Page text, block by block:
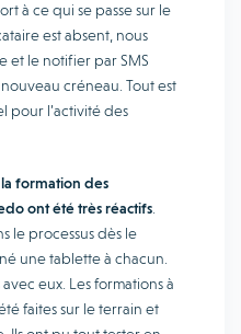
à ce qui se passe sur le
est absent, nous
et le notifier par SMS
créneau. Tout est
pour l’activité des
formation des
ont été très réactifs
le processus dès le
une tablette à chacun.
eux. Les formations à
faites sur le terrain et